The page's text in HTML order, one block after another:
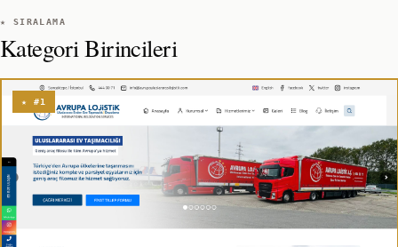
★ SIRALAMA
Kategori Birincileri
★ #1